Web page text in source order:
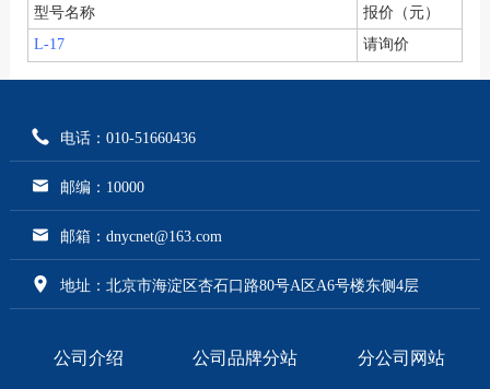
型号名称
报价（元）
L-17
请询价
电话：010-51660436
邮编：10000
邮箱：dnycnet@163.com
地址：北京市海淀区杏石口路80号A区A6号楼东侧4层
公司介绍 公司品牌分站 分公司网站